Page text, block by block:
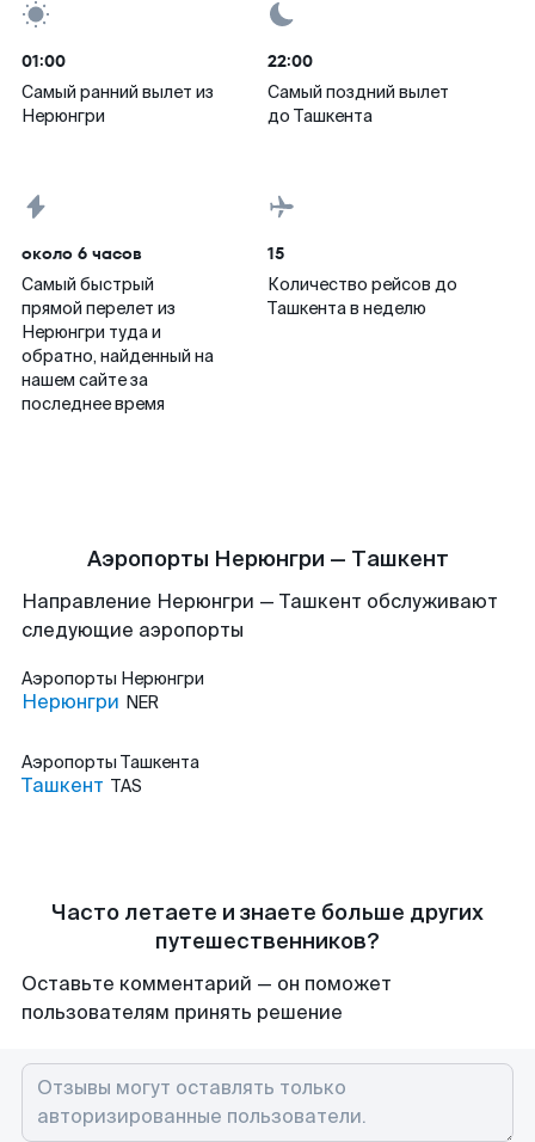
01:00
Самый ранний вылет из
Нерюнгри
22:00
Самый поздний вылет
до Ташкента
около 6 часов
Самый быстрый
прямой перелет из
Нерюнгри туда и
обратно, найденный на
нашем сайте за
последнее время
15
Количество рейсов до
Ташкента в неделю
Аэропорты Нерюнгри — Ташкент
Направление Нерюнгри — Ташкент обслуживают
следующие аэропорты
Аэропорты Нерюнгри
Нерюнгри NER
Аэропорты Ташкента
Ташкент TAS
Часто летаете и знаете больше других
путешественников?
Оставьте комментарий — он поможет
пользователям принять решение